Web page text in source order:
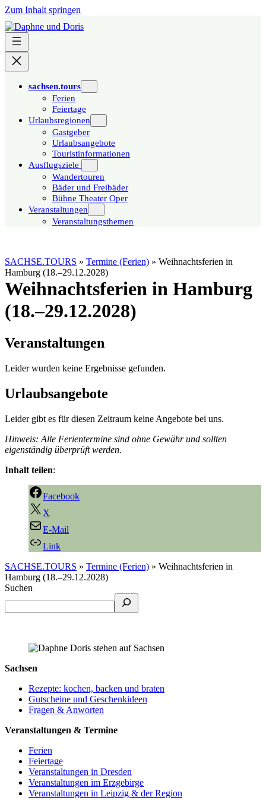
Zum Inhalt springen
sachsen.tours
Ferien
Feiertage
Urlaubsregionen
Gastgeber
Urlaubsangebote
Touristinformationen
Ausflugsziele
Wandertouren
Bäder und Freibäder
Bühne Theater Oper
Veranstaltungen
Veranstaltungsthemen
SACHSE.TOURS » Termine (Ferien) » Weihnachtsferien in
Hamburg (18.–29.12.2028)
Weihnachtsferien in Hamburg
(18.–29.12.2028)
Veranstaltungen
Leider wurden keine Ergebnisse gefunden.
Urlaubsangebote
Leider gibt es für diesen Zeitraum keine Angebote bei uns.
Hinweis: Alle Ferientermine sind ohne Gewähr und sollten
eigenständig überprüft werden.
Inhalt teilen:
Facebook
X
E-Mail
Link
SACHSE.TOURS » Termine (Ferien) » Weihnachtsferien in
Hamburg (18.–29.12.2028)
Suchen
Sachsen
Rezepte: kochen, backen und braten
Gutscheine und Geschenkideen
Fragen & Anworten
Veranstaltungen & Termine
Ferien
Feiertage
Veranstaltungen in Dresden
Veranstaltungen im Erzgebirge
Veranstaltungen in Leipzig & der Region